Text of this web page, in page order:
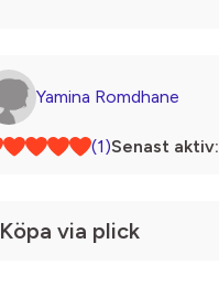
Yamina Romdhane
(1)Senast aktiv:
Köpa via plick